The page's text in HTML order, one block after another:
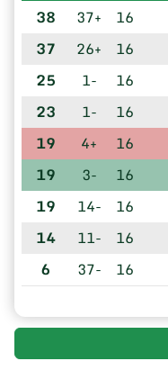
16
+37
38
16
+26
37
16
-1
25
16
-1
23
16
+4
19
16
-3
19
16
-14
19
16
-11
14
16
-37
6